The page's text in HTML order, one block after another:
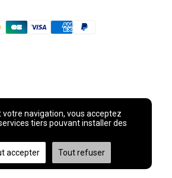
votre navigation, vous acceptez
tiers pouvant installer des
accepter Tout refuser